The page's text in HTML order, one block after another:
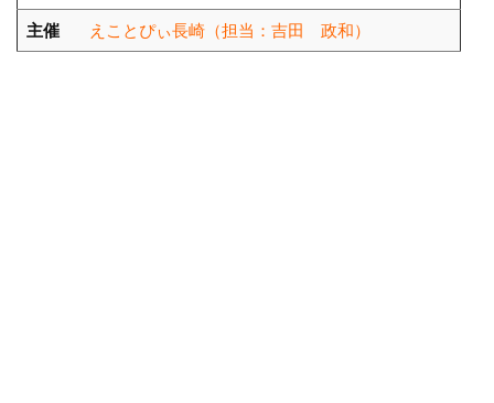
主催 えことぴぃ長崎（担当：吉田 政和）